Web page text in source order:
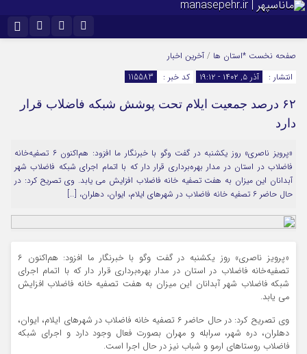
اینستاگرام
سروش
آپارات
نام کاربری یا نشانی ایمیل
رمز عبور
مرا به خاطر بسپار
صفحه نخست *استان ها / آخرین اخبار
انتشار :
آذر ۵, ۱۴۰۲ - ۱۹:۱۲ کد خبر : 115583
۶۲ درصد جمعیت ایلام تحت پوشش شبکه فاضلاب قرار
دارد
«پرویز ناصری» روز یکشنبه در گفت وگو با خبرنگار ما افزود: هم‌اکنون ۶ تصفیه‌خانه
فاضلاب در استان در مدار بهره‌برداری قرار دار که با اتمام اجرای شبکه فاضلاب شهر
آبدانان این میزان به هفت تصفیه خانه فاضلاب افزایش می یابد. وی تصریح کرد: در
حال حاضر ۶ تصفیه خانه فاضلاب در شهرهای ایلام، ایوان، دهلران، […]
«پرویز ناصری» روز یکشنبه در گفت وگو با خبرنگار ما افزود: هم‌اکنون ۶
تصفیه‌خانه فاضلاب در استان در مدار بهره‌برداری قرار دار که با اتمام اجرای
شبکه فاضلاب شهر آبدانان این میزان به هفت تصفیه خانه فاضلاب افزایش
می یابد.
وی تصریح کرد: در حال حاضر ۶ تصفیه خانه فاضلاب در شهرهای ایلام، ایوان،
دهلران، دره شهر، سرابله و مهران بصورت فعال وجود دارد و اجرای شبکه
فاضلاب روستاهای ارمو و شباب نیز در حال اجرا است.